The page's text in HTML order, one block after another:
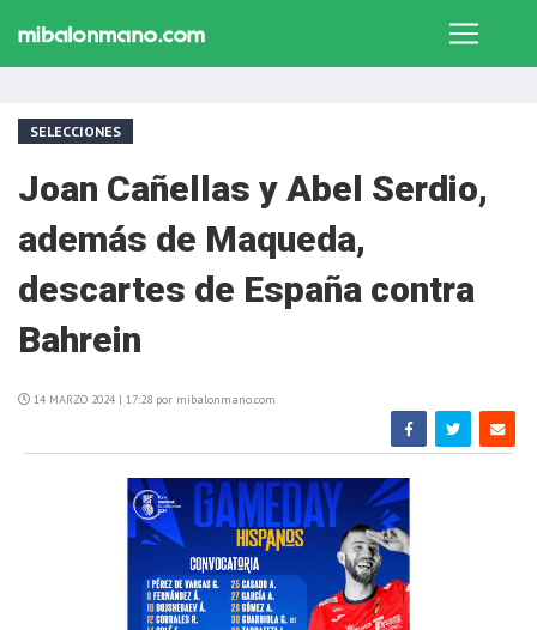
SELECCIONES
Joan Cañellas y Abel Serdio,
además de Maqueda,
descartes de España contra
Bahrein
14 MARZO 2024 | 17:28 por mibalonmano.com